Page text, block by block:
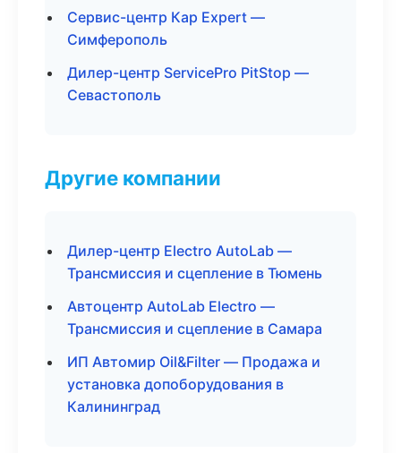
Сервис-центр Кар Expert —
Симферополь
Дилер-центр ServicePro PitStop —
Севастополь
Другие компании
Дилер-центр Electro AutoLab —
Трансмиссия и сцепление в Тюмень
Автоцентр AutoLab Electro —
Трансмиссия и сцепление в Самара
ИП Автомир Oil&Filter — Продажа и
установка допоборудования в
Калининград